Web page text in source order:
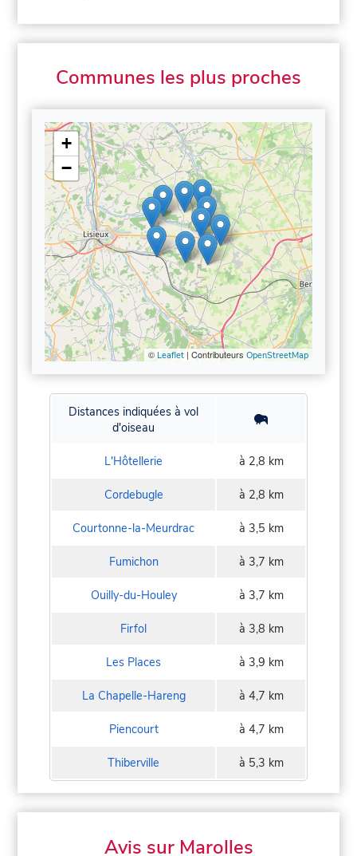
Communes les plus proches
+
−
© Leaflet| Contributeurs OpenStreetMap
Distances indiquées à vol
d'oiseau
L'Hôtellerie à 2,8 km
Cordebugle à 2,8 km
Courtonne-la-Meurdrac à 3,5 km
Fumichon à 3,7 km
Ouilly-du-Houley à 3,7 km
Firfol à 3,8 km
Les Places à 3,9 km
La Chapelle-Hareng à 4,7 km
Piencourt à 4,7 km
Thiberville à 5,3 km
Avis sur Marolles